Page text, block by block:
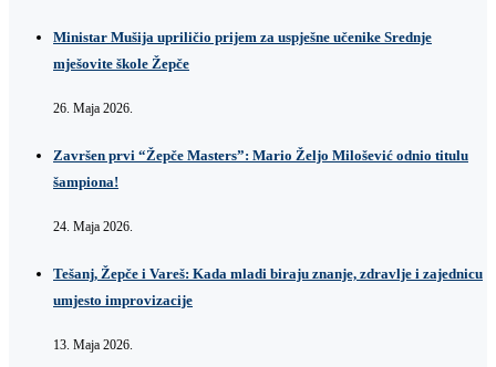
Ministar Mušija upriličio prijem za uspješne učenike Srednje
mješovite škole Žepče
26. Maja 2026.
Završen prvi “Žepče Masters”: Mario Željo Milošević odnio titulu
šampiona!
24. Maja 2026.
Tešanj, Žepče i Vareš: Kada mladi biraju znanje, zdravlje i zajednicu
umjesto improvizacije
13. Maja 2026.